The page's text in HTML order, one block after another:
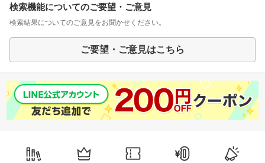
検索機能についてのご要望・ご意見
検索結果についてのご意見をお聞かせください。
ご要望・ご意見はこちら